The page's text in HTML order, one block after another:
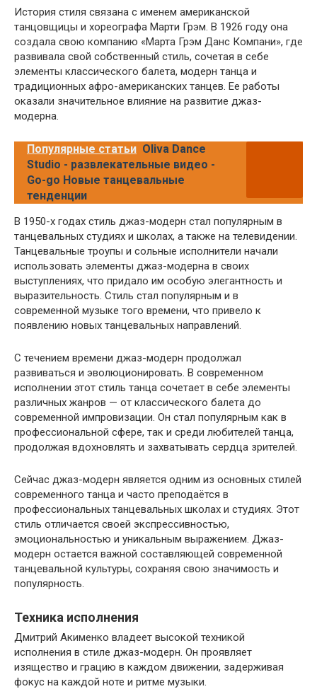
История стиля связана с именем американской
танцовщицы и хореографа Марти Грэм. В 1926 году она
создала свою компанию «Марта Грэм Данс Компани», где
развивала свой собственный стиль, сочетая в себе
элементы классического балета, модерн танца и
традиционных афро-американских танцев. Ее работы
оказали значительное влияние на развитие джаз-
модерна.
Популярные статьи Oliva Dance
Studio - развлекательные видео -
Go-go Новые танцевальные
тенденции
В 1950-х годах стиль джаз-модерн стал популярным в
танцевальных студиях и школах, а также на телевидении.
Танцевальные троупы и сольные исполнители начали
использовать элементы джаз-модерна в своих
выступлениях, что придало им особую элегантность и
выразительность. Стиль стал популярным и в
современной музыке того времени, что привело к
появлению новых танцевальных направлений.
С течением времени джаз-модерн продолжал
развиваться и эволюционировать. В современном
исполнении этот стиль танца сочетает в себе элементы
различных жанров — от классического балета до
современной импровизации. Он стал популярным как в
профессиональной сфере, так и среди любителей танца,
продолжая вдохновлять и захватывать сердца зрителей.
Сейчас джаз-модерн является одним из основных стилей
современного танца и часто преподаётся в
профессиональных танцевальных школах и студиях. Этот
стиль отличается своей экспрессивностью,
эмоциональностью и уникальным выражением. Джаз-
модерн остается важной составляющей современной
танцевальной культуры, сохраняя свою значимость и
популярность.
Техника исполнения
Дмитрий Акименко владеет высокой техникой
исполнения в стиле джаз-модерн. Он проявляет
изящество и грацию в каждом движении, задерживая
фокус на каждой ноте и ритме музыки.